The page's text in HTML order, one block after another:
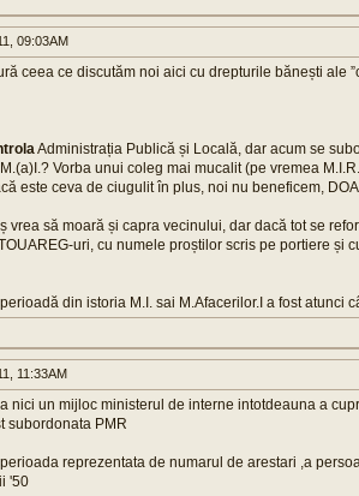
09:03AM
ceea ce discutăm noi aici cu drepturile bănești ale
Administrația Publică și Locală, dar acum se
Vorba unui coleg mai mucalit (pe vremea
este ceva de ciugulit în plus, noi nu beneficem,
vrea să moară și capra vecinului, dar dacă tot se
uri, cu numele proștilor scris pe portiere și
din istoria M.I. sai M.Afacerilor.I a fost atunci
11:33AM
nici un mijloc ministerul de interne intotdeauna a
subordonata PMR
reprezentata de numarul de arestari ,a
'50